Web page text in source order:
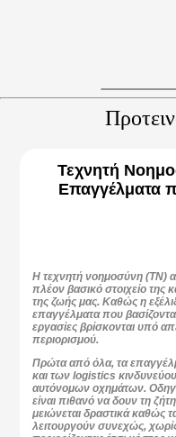
Τεχνητή
Επαγγέλματα
Η τεχνητή νοημοσύνη (ΤΝ)
πλέον βασικό στοιχείο της
της ζωής μας. Καθώς η
επαγγέλματα που
εργασίες βρίσκονται υπό
περιορισμού.
Πρώτα από όλα, τα
και των logistics
αυτόνομων οχημάτων.
είναι πιθανό να δουν τη
μειώνεται δραστικά καθώς
λειτουργούν συνεχώς,